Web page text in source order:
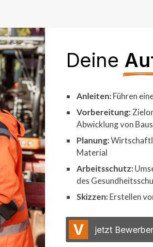
Deine
Anleiten:Führen
Vorbereitung:
Abwicklung von
Planung:
Material
Arbeitsschutz:
des
Skizzen:Erstellen
V jetzt